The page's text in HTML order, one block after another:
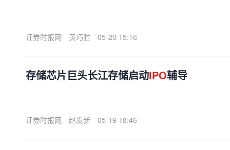
证券时报网 黄巧胜 05-20 15:16
存储芯片巨头长江存储启动IPO辅导
证券时报网 赵发新 05-19 18:46